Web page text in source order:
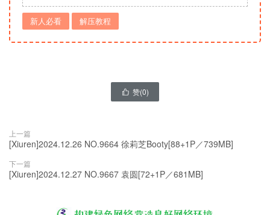
新人必看 解压教程
 赞(0)
上一篇
[Xiuren]2024.12.26 NO.9664 徐莉芝Booty[88+1P／739MB]
下一篇
[Xiuren]2024.12.27 NO.9667 袁圆[72+1P／681MB]